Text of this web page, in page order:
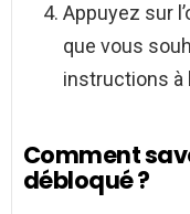
Appuyez sur
que vous
instructions à
Comment
débloqué ?